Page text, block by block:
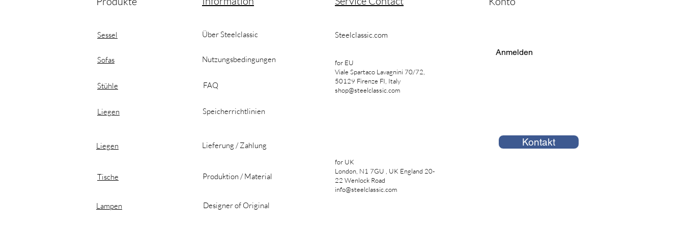
Sessel
Sofas
Stühle
Liegen
Über Steelclassic
Nutzungsbedingungen
FAQ
Speicherrichtlinien
Liegen Lieferung / Zahlung
Tische Produktion / Material
Lampen Designer of Original
Steelclassic.com
for EU
Viale Spartaco Lavagnini 70/72,
50129 Firenze FI, Italy
shop@steelclassic.com
Anmelden
Kontakt
for UK
London, N1 7GU , UK England 20-
22 Wenlock Road
info@steelclassic.com